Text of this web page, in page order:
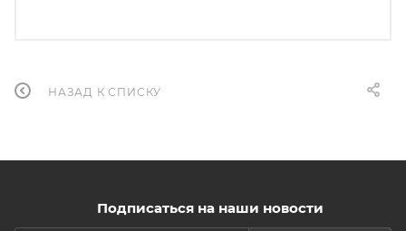
НАЗАД К СПИСКУ
Подписаться на наши новости